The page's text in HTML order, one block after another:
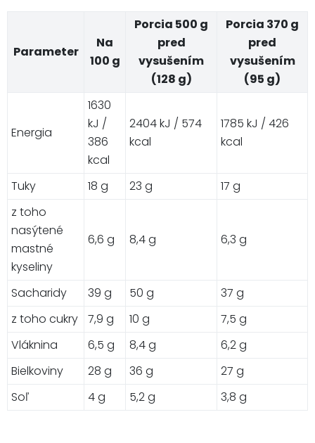
Parameter
Na
100 g
Porcia 500 g
pred
vysušením
(128 g)
Porcia 370 g
pred
vysušením
(95 g)
Energia
1630
kJ /
386
kcal
2404 kJ / 574
kcal
1785 kJ / 426
kcal
Tuky 18 g 23 g
17 g
z toho
nasýtené
mastné
kyseliny
6,6 g 8,4 g 6,3 g
Sacharidy 39 g 50 g
37 g
z toho cukry
7,9 g 10 g
7,5 g
Vláknina
6,5 g 8,4 g
6,2 g
Bielkoviny
28 g 36 g
27 g
Soľ
4 g 5,2 g 3,8 g